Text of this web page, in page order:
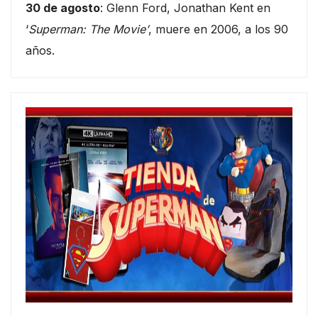
30 de agosto: Glenn Ford, Jonathan Kent en
‘Superman: The Movie’, muere en 2006, a los 90
años.